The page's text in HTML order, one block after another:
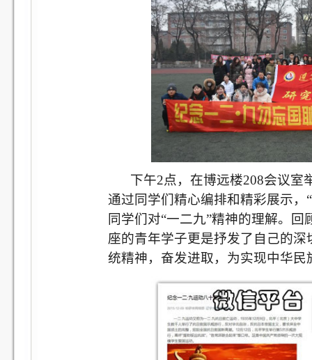
下午2点，在博远楼208会议室
通过同学们精心编排和精彩展示
同学们对“一二九”精神的理解。
座的青年学子更是抒发了自己的
统精神，奋发进取，为实现中华